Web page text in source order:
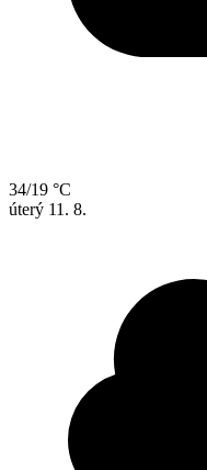
34/19 °C
úterý 11. 8.